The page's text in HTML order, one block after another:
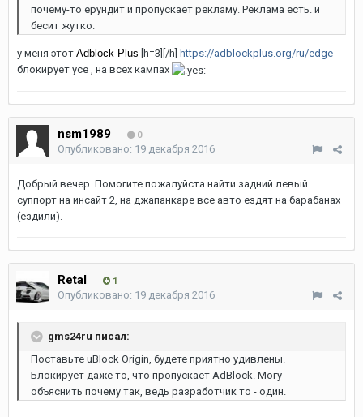
почему-то ерундит и пропускает рекламу. Реклама есть. и
бесит жутко.
у меня этот Adblock Plus [h=3][/h] https://adblockplus.org/ru/edge
блокирует усе , на всех кампах
nsm1989 0
Опубликовано: 19 декабря 2016
Добрый вечер. Помогите пожалуйста найти задний левый
суппорт на инсайт 2, на джапанкаре все авто ездят на барабанах
(ездили).
Retal 1
Опубликовано: 19 декабря 2016
gms24ru писал:
Поставьте uBlock Origin, будете приятно удивлены.
Блокирует даже то, что пропускает AdBlock. Могу
объяснить почему так, ведь разработчик то - один.